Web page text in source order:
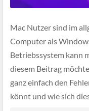
Mac Nutzer sind im
Computer als
Betriebssystem kann
diesem Beitrag
ganz einfach den
könnt und wie sich